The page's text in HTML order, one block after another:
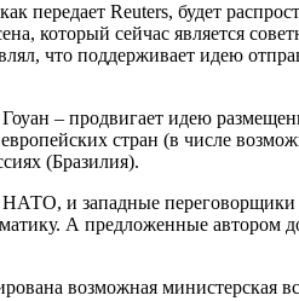
Reuters, будет
который сейчас является
что поддерживает идею
– продвигает идею
стран (в числе
(Бразилия).
и западные
А предложенные автором
возможная министерская